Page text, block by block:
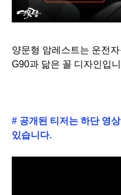
양문형 암레스트는 운전
G90과 닮은 꼴 디자인입
# 공개된 티저는 하단 영
있습니다.